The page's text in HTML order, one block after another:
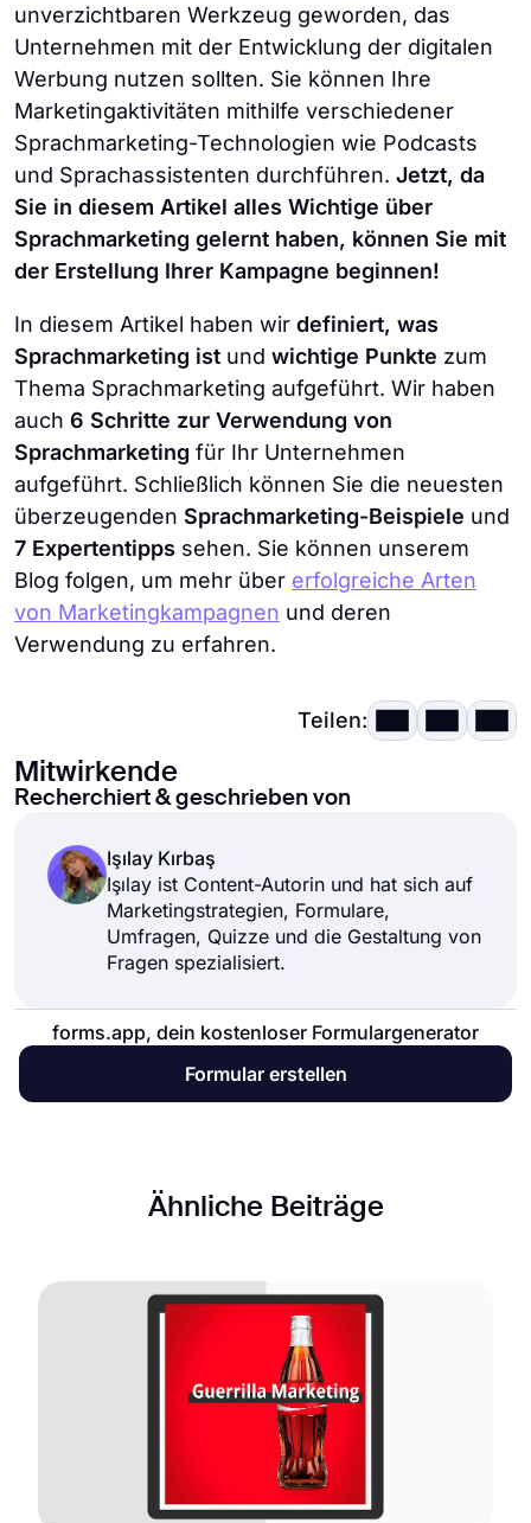
unverzichtbaren Werkzeug geworden, das
Unternehmen mit der Entwicklung der digitalen
Werbung nutzen sollten. Sie können Ihre
Marketingaktivitäten mithilfe verschiedener
Sprachmarketing-Technologien wie Podcasts
und Sprachassistenten durchführen. Jetzt, da
Sie in diesem Artikel alles Wichtige über
Sprachmarketing gelernt haben, können Sie mit
der Erstellung Ihrer Kampagne beginnen!
In diesem Artikel haben wir definiert, was
Sprachmarketing ist und wichtige Punkte zum
Thema Sprachmarketing aufgeführt. Wir haben
auch 6 Schritte zur Verwendung von
Sprachmarketing für Ihr Unternehmen
aufgeführt. Schließlich können Sie die neuesten
überzeugenden Sprachmarketing-Beispiele und
7 Expertentipps sehen. Sie können unserem
Blog folgen, um mehr über erfolgreiche Arten
von Marketingkampagnen und deren
Verwendung zu erfahren.
Teilen:
Mitwirkende
Recherchiert & geschrieben von
Işılay Kırbaş
Işılay ist Content-Autorin und hat sich auf
Marketingstrategien, Formulare,
Umfragen, Quizze und die Gestaltung von
Fragen spezialisiert.
forms.app, dein kostenloser Formulargenerator
Formular erstellen
Ähnliche Beiträge